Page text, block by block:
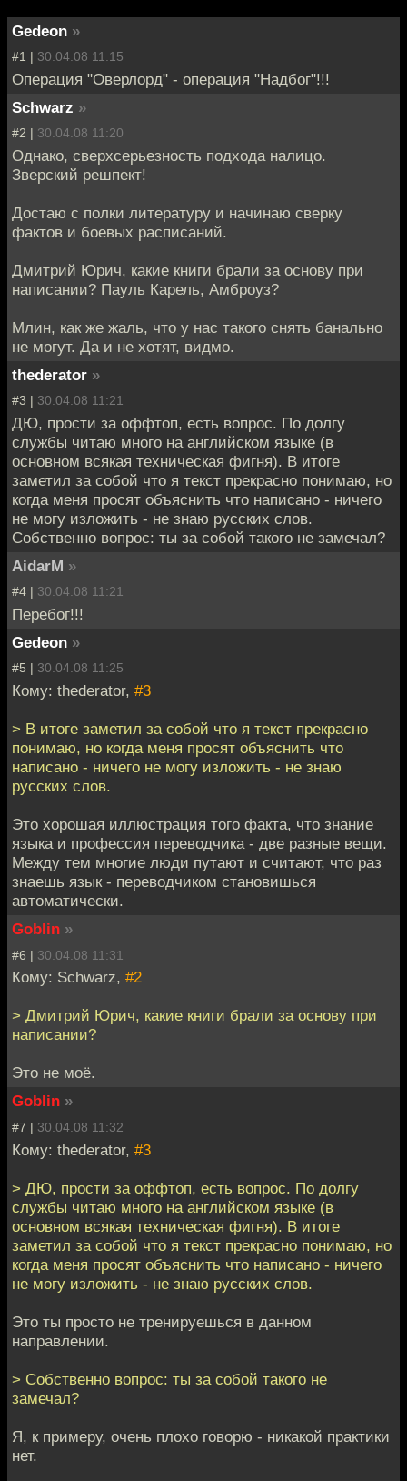
Gedeon »
#1 | 30.04.08 11:15
Операция "Оверлорд" - операция "Надбог"!!!
Schwarz »
#2 | 30.04.08 11:20
Однако, сверхсерьезность подхода налицо.
Зверский решпект!
Достаю с полки литературу и начинаю сверку
фактов и боевых расписаний.
Дмитрий Юрич, какие книги брали за основу при
написании? Пауль Карель, Амброуз?
Млин, как же жаль, что у нас такого снять банально
не могут. Да и не хотят, видмо.
thederator »
#3 | 30.04.08 11:21
ДЮ, прости за оффтоп, есть вопрос. По долгу
службы читаю много на английском языке (в
основном всякая техническая фигня). В итоге
заметил за собой что я текст прекрасно понимаю, но
когда меня просят объяснить что написано - ничего
не могу изложить - не знаю русских слов.
Собственно вопрос: ты за собой такого не замечал?
AidarM »
#4 | 30.04.08 11:21
Перебог!!!
Gedeon »
#5 | 30.04.08 11:25
Кому: thederator, #3
> В итоге заметил за собой что я текст прекрасно
понимаю, но когда меня просят объяснить что
написано - ничего не могу изложить - не знаю
русских слов.
Это хорошая иллюстрация того факта, что знание
языка и профессия переводчика - две разные вещи.
Между тем многие люди путают и считают, что раз
знаешь язык - переводчиком становишься
автоматически.
Goblin »
#6 | 30.04.08 11:31
Кому: Schwarz, #2
> Дмитрий Юрич, какие книги брали за основу при
написании?
Это не моё.
Goblin »
#7 | 30.04.08 11:32
Кому: thederator, #3
> ДЮ, прости за оффтоп, есть вопрос. По долгу
службы читаю много на английском языке (в
основном всякая техническая фигня). В итоге
заметил за собой что я текст прекрасно понимаю, но
когда меня просят объяснить что написано - ничего
не могу изложить - не знаю русских слов.
Это ты просто не тренируешься в данном
направлении.
> Собственно вопрос: ты за собой такого не
замечал?
Я, к примеру, очень плохо говорю - никакой практики
нет.